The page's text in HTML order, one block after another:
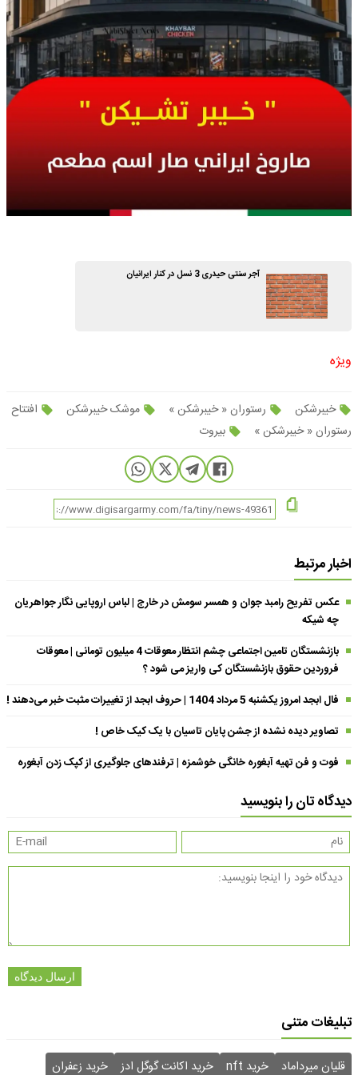
آجر سنتی حیدری 3 نسل در کنار ایرانیان
ویژه
خیبرشکن رستوران « خیبرشکن » موشک خیبرشکن
افتتاح
رستوران « خیبرشکن »
بیروت
اخبار مرتبط
عکس تفریح رامبد جوان و همسر سومش در خارج | لباس اروپایی نگار جواهریان
چه شیکه
بازنشستگان تامین اجتماعی چشم انتظار معوقات 4 میلیون تومانی | معوقات
فروردین حقوق بازنشستگان کی واریز می شود ؟
فال ابجد امروز یکشنبه 5 مرداد 1404 | حروف ابجد از تغییرات مثبت خبر می‌دهند !
تصاویر دیده نشده از جشن پایان تاسیان با یک کیک خاص !
فوت و فن تهیه آبغوره خانگی خوشمزه | ترفندهای جلوگیری از کپک زدن آبغوره
دیدگاه تان را بنویسید
ارسال دیدگاه
تبلیغات متنی
قلیان میرداماد خرید nft خرید اکانت گوگل ادز خرید زعفران